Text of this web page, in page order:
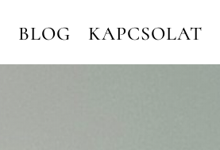
BLOG KAPCSOLAT